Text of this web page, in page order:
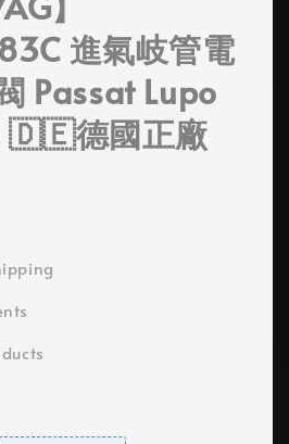
進氣岐管電
Passat Lupo
🇩🇪德國正廠